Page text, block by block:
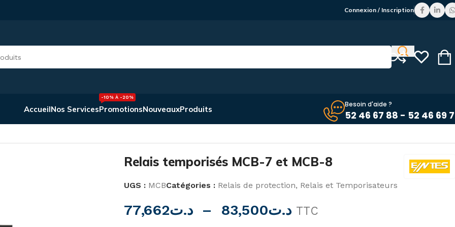
Connexion / Inscription
AccueilNos ServicesPromotions
-10% À -20%
NouveauxProduits Besoin d'aide ?
52 46 67 88 - 52 46 69
Relais temporisés MCB-7 et MCB-8
UGS : MCBCatégories : Relais de protection, Relais et Temporisateurs
د.ت77,662 – د.ت83,500 TTC